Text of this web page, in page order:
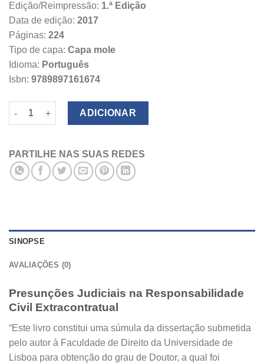
Edição/Reimpressão: 1.ª Edição
Data de edição: 2017
Páginas: 224
Tipo de capa: Capa mole
Idioma: Português
Isbn: 9789897161674
Quantidade de Presunções Judiciais na Responsabilidade
ADICIONAR
PARTILHE NAS SUAS REDES
SINOPSE
AVALIAÇÕES (0)
Presunções Judiciais na Responsabilidade
Civil Extracontratual
“Este livro constitui uma súmula da dissertação submetida
pelo autor à Faculdade de Direito da Universidade de
Lisboa para obtenção do grau de Doutor, a qual foi